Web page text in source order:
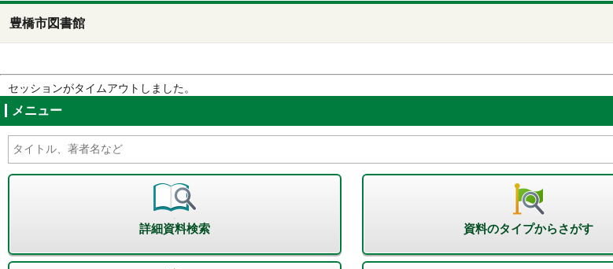
豊橋市図書館
セッションがタイムアウトしました。
メニュー
詳細資料検索 資料のタイプからさがす